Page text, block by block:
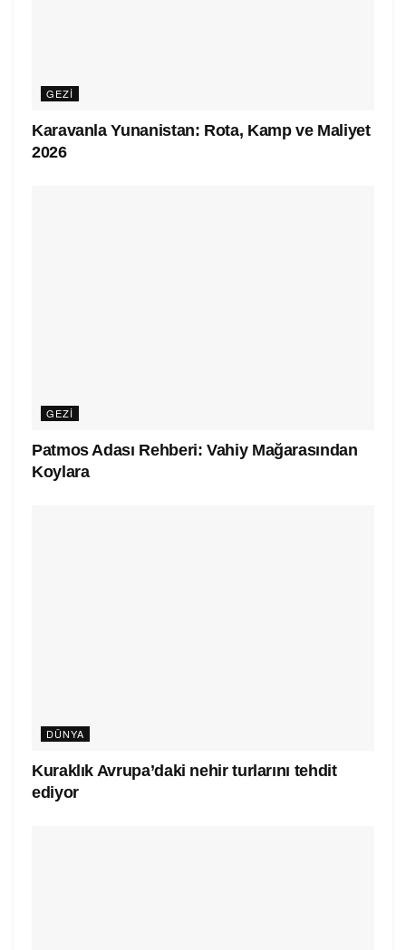
GEZI
Karavanla Yunanistan: Rota, Kamp ve Maliyet
2026
GEZI
Patmos Adası Rehberi: Vahiy Mağarasından
Koylara
DÜNYA
Kuraklık Avrupa’daki nehir turlarını tehdit
ediyor